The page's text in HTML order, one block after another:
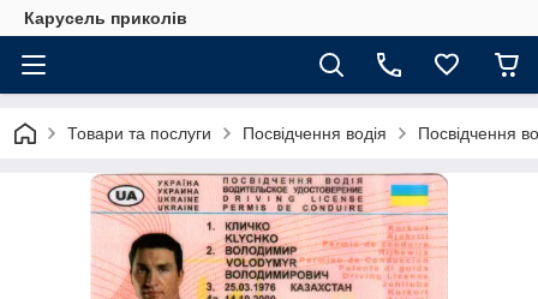
Карусель приколів
Товари та послуги Посвідчення водія Посвідчення